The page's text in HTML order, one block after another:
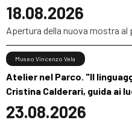
18.08.2026
Apertura della nuova mostra al
Atelier nel Parco. "Il
Cristina Calderari, guida ai
23.08.2026
Museo Vincenzo Vela